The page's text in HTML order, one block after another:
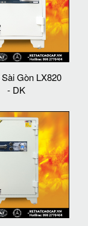
Gòn LX820
- DK